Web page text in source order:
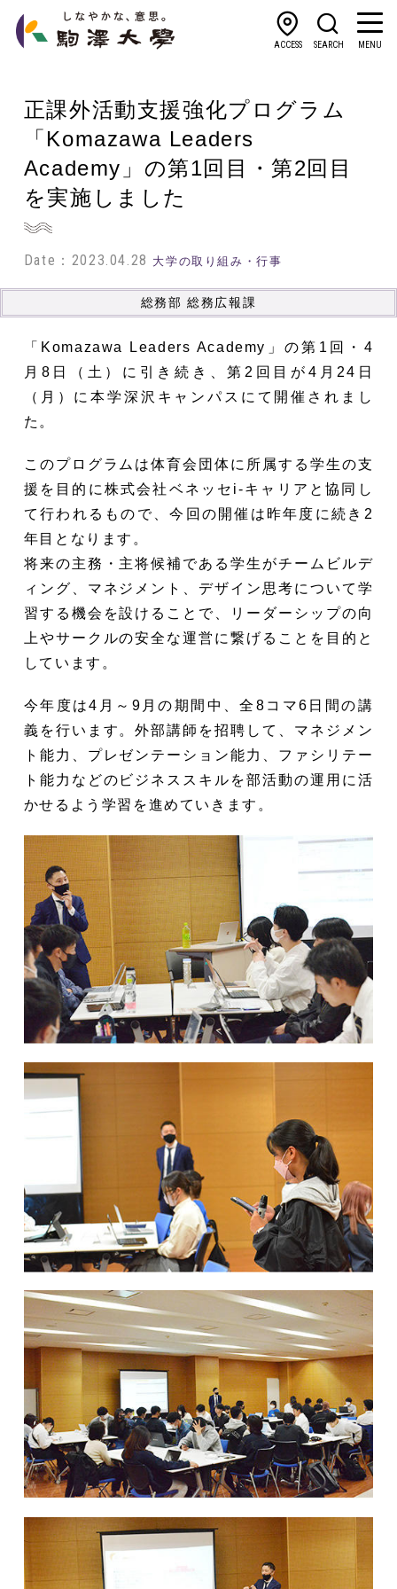
ACCESS SEARCH MENU
正課外活動支援強化プログラム
「Komazawa Leaders
Academy」の第1回目・第2回目
を実施しました
Date：2023.04.28 大学の取り組み・行事
総務部 総務広報課
「Komazawa Leaders Academy」の第1回・4
月8日（土）に引き続き、第2回目が4月24日
（月）に本学深沢キャンパスにて開催されまし
た。
このプログラムは体育会団体に所属する学生の支
援を目的に株式会社ベネッセi-キャリアと協同し
て行われるもので、今回の開催は昨年度に続き2
年目となります。
将来の主務・主将候補である学生がチームビルデ
ィング、マネジメント、デザイン思考について学
習する機会を設けることで、リーダーシップの向
上やサークルの安全な運営に繋げることを目的と
しています。
今年度は4月～9月の期間中、全8コマ6日間の講
義を行います。外部講師を招聘して、マネジメン
ト能力、プレゼンテーション能力、ファシリテー
ト能力などのビジネススキルを部活動の運用に活
かせるよう学習を進めていきます。